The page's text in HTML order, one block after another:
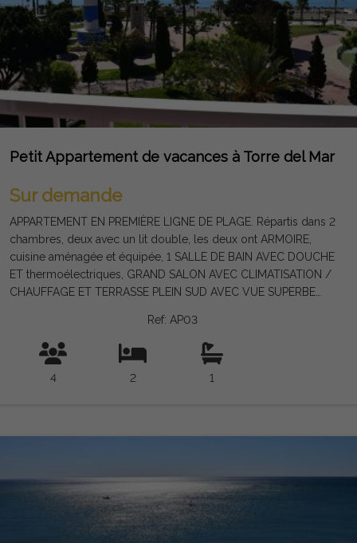
Petit Appartement de vacances à Torre del Mar
Sur demande
APPARTEMENT EN PREMIÈRE LIGNE DE PLAGE. Répartis dans 2
chambres, deux avec un lit double, les deux ont ARMOIRE,
cuisine aménagée et équipée, 1 SALLE DE BAIN AVEC DOUCHE
ET thermoélectriques, GRAND SALON AVEC CLIMATISATION /
CHAUFFAGE ET TERRASSE PLEIN SUD AVEC VUE SUPERBE
est situé CONJOINTEMENT AVEC PISCINE, le bâtiment dispose
d'un ascenseur.
Ref: AP03
4 2 1